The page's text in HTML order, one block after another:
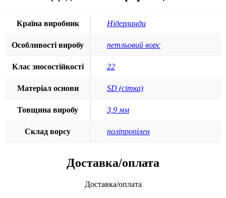
Країна виробник Нідерланди
Особливості виробу петльовий ворс
Клас зносостійкості 22
Матеріал основи SD (сітка)
Товщина виробу 3,9 мм
Склад ворсу поліпропілен
Доставка/оплата
Доставка/оплата